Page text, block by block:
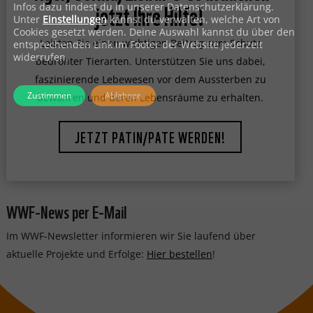
jetzt Ihre Hilfe!
Leisten Sie einen wichtigen Beitrag zum Schutz
bedrohter Tierarten. Unterstützen Sie uns dabei,
faszinierende Lebewesen vor dem Aussterben zu
bewahren und deren Lebensräume zu erhalten.
JETZT PATIN/PATE WERDEN!
WWF-News per E-Mail
Im WWF-Newsletter informieren wir Sie laufend über
aktuelle Projekte und Erfolge: Hier bestellen!
Infos dazu findest du in unserer Datenschutzerklärung.
Unter Einstellungen kannst du verwalten, welche Art von
Cookies gesetzt werden. Deine Auswahl kannst du über den
entsprechenden Link im Footer der Website jederzeit
widerrufen.
Zustimmen Ablehnen